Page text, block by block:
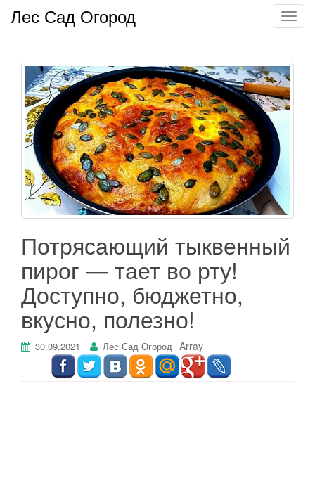
П
а
з
а
ы
ь
Лес Сад Огород
Потрясающий тыквенный
пирог — тает во рту!
Доступно, бюджетно,
вкусно, полезно!
30.09.2021 Лес Сад Огород Array